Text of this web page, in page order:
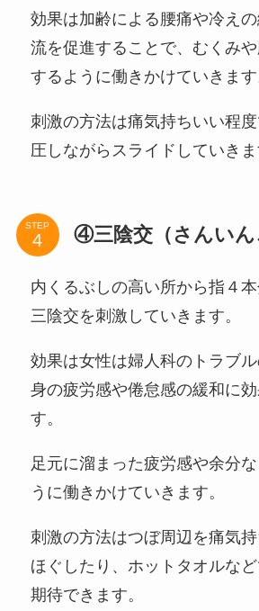
効果は加齢による腰痛や冷え
流を促進することで、むくみ
するように働きかけていきます
刺激の方法は痛気持ちいい程
圧しながらスライドしていきま
STEP ④三陰交（さんいん
内くるぶしの高い所から指４
三陰交を刺激していきます。
効果は女性は婦人科のトラブ
身の疲労感や倦怠感の緩和に
す。
足元に溜まった疲労感や余分
うに働きかけていきます。
刺激の方法はつぼ周辺を痛気
ほぐしたり、ホットタオルな
期待できます。